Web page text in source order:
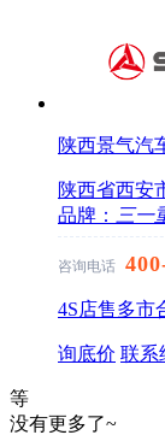
陕西景气汽
陕西省西安
品牌：
三一
咨询电话
4S店售多市
询底价 联系
等
没有更多了~